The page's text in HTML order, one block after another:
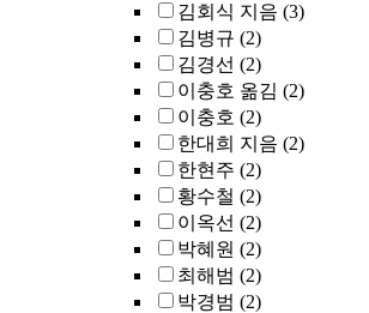
김회식 지음 (3)
김병규 (2)
김경선 (2)
이충호 옮김 (2)
이충호 (2)
한대희 지음 (2)
한현주 (2)
황수철 (2)
이옥선 (2)
박혜원 (2)
최해범 (2)
박경범 (2)